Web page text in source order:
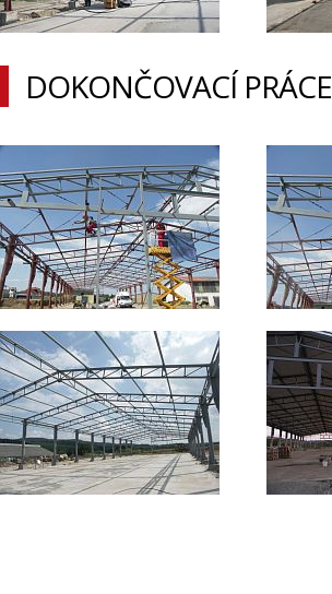
DOKONČOVACÍ PRÁCE